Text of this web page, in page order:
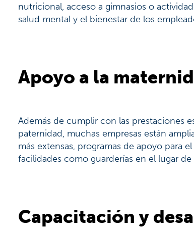
nutricional, acceso a gimnasios o
salud mental y el bienestar de los
Apoyo a la
Además de cumplir con las prestaciones
paternidad, muchas empresas están
más extensas, programas de apoyo para el
facilidades como guarderías en el lugar
Capacitación y